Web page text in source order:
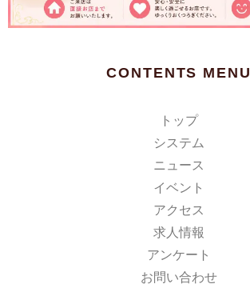
CONTENTS MENU
トップ
システム
ニュース
イベント
アクセス
求人情報
アンケート
お問い合わせ